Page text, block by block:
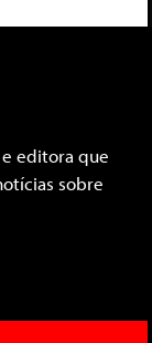
editora que
sobre